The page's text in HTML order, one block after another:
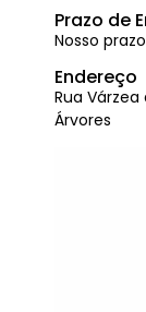
Prazo de
Nosso
Endereço
Rua
Árvores